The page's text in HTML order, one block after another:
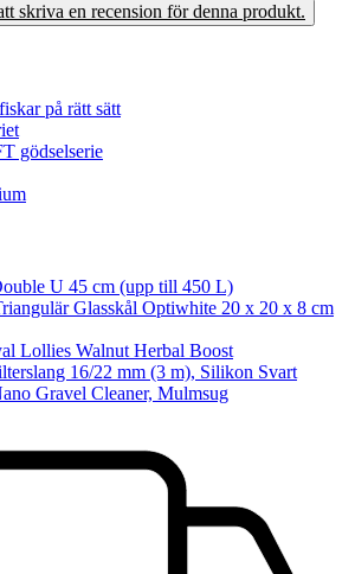
skriva en recension för denna produkt.
på rätt sätt
gödselserie
U 45 cm (upp till 450 L)
Glasskål Optiwhite 20 x 20 x 8 cm
Lollies Walnut Herbal Boost
16/22 mm (3 m), Silikon Svart
Gravel Cleaner, Mulmsug